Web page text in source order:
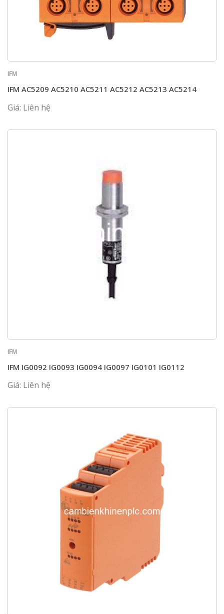
IFM
IFM AC5209 AC5210 AC5211 AC5212 AC5213 AC5214
Giá: Liên hệ
IFM
IFM IG0092 IG0093 IG0094 IG0097 IG0101 IG0112
Giá: Liên hệ